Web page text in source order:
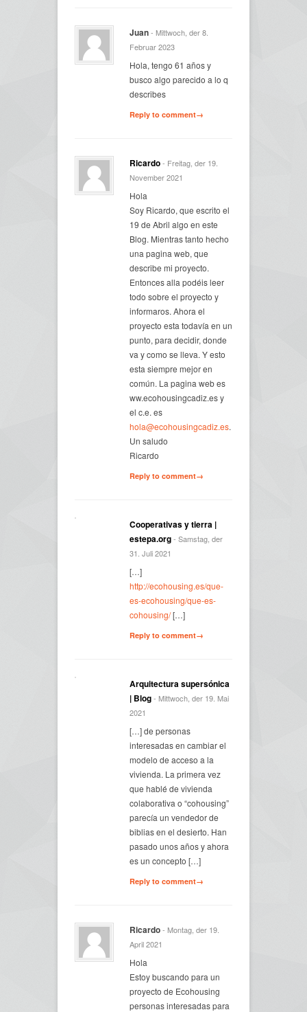
Juan- Mittwoch, der 8.
Februar 2023
Hola, tengo 61 años y
busco algo parecido a lo q
describes
Reply to comment→
Ricardo- Freitag, der 19.
November 2021
Hola
Soy Ricardo, que escrito el
19 de Abril algo en este
Blog. Mientras tanto hecho
una pagina web, que
describe mi proyecto.
Entonces alla podéis leer
todo sobre el proyecto y
informaros. Ahora el
proyecto esta todavía en un
punto, para decidir, donde
va y como se lleva. Y esto
esta siempre mejor en
común. La pagina web es
ww.ecohousingcadiz.es y
el c.e. es
hola@ecohousingcadiz.es.
Un saludo
Ricardo
Reply to comment→
Cooperativas y tierra |
estepa.org- Samstag, der
31. Juli 2021
[…]
http://ecohousing.es/que-
es-ecohousing/que-es-
cohousing/[…]
Reply to comment→
Arquitectura supersónica
| Blog- Mittwoch, der 19. Mai
2021
[…] de personas
interesadas en cambiar el
modelo de acceso a la
vivienda. La primera vez
que hablé de vivienda
colaborativa o “cohousing”
parecía un vendedor de
biblias en el desierto. Han
pasado unos años y ahora
es un concepto […]
Reply to comment→
Ricardo- Montag, der 19.
April 2021
Hola
Estoy buscando para un
proyecto de Ecohousing
personas interesadas para